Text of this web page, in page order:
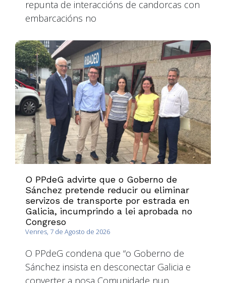
repunta de interaccións de candorcas con
embarcacións no
O PPdeG advirte que o Goberno de
Sánchez pretende reducir ou eliminar
servizos de transporte por estrada en
Galicia, incumprindo a lei aprobada no
Congreso
Venres, 7 de Agosto de 2026
O PPdeG condena que “o Goberno de
Sánchez insista en desconectar Galicia e
converter a nosa Comunidade nun